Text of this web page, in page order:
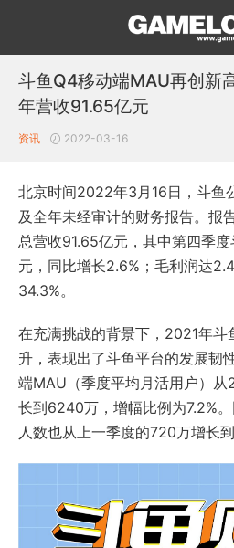
斗鱼Q4移动端MAU再创新
年营收91.65亿元
资讯 2022-03-16
北京时间2022年3月16日，斗鱼
及全年未经审计的财务报告。报
总营收91.65亿元，其中第四季
元，同比增长2.6%；毛利润达
34.3%。
在充满挑战的背景下，2021年斗
升，表现出了斗鱼平台的发展韧
端MAU（季度平均月活用户）
长到6240万，增幅比例为7.2%
人数也从上一季度的720万增长到